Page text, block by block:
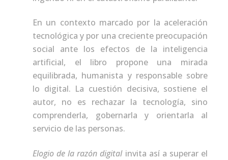
En un contexto marcado por la aceleración
tecnológica y por una creciente preocupación
social ante los efectos de la inteligencia
artificial, el libro propone una mirada
equilibrada, humanista y responsable sobre
lo digital. La cuestión decisiva, sostiene el
autor, no es rechazar la tecnología, sino
comprenderla, gobernarla y orientarla al
servicio de las personas.
Elogio de la razón digitalinvita así a superar el